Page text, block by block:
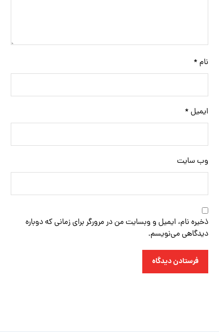
نام *
ایمیل *
وب‌ سایت
ذخیره نام، ایمیل و وبسایت من در مرورگر برای زمانی که دوباره
دیدگاهی می‌نویسم.
فرستادن دیدگاه